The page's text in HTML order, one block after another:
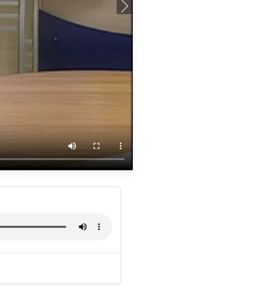
Próximo